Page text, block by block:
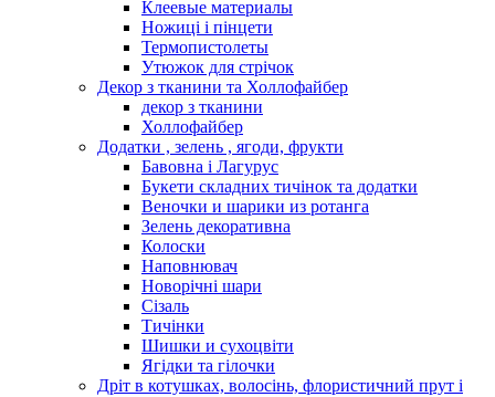
Клеевые материалы
Ножиці і пінцети
Термопистолеты
Утюжок для стрічок
Декор з тканини та Холлофайбер
декор з тканини
Холлофайбер
Додатки , зелень , ягоди, фрукти
Бавовна і Лагурус
Букети складних тичінок та додатки
Веночки и шарики из ротанга
Зелень декоративна
Колоски
Наповнювач
Новорічні шари
Сізаль
Тичінки
Шишки и сухоцвіти
Ягідки та гілочки
Дріт в котушках, волосінь, флористичний прут і